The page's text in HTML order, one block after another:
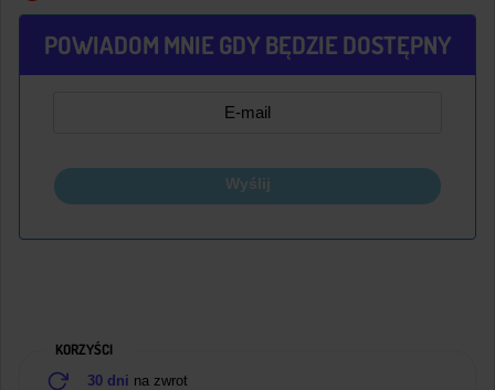
POWIADOM MNIE GDY BĘDZIE DOSTĘPNY
Wyślij
KORZYŚCI
30 dni na zwrot